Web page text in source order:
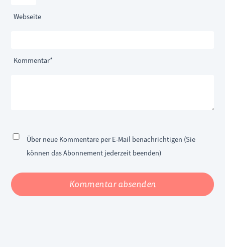
Webseite
Pflichtfeld
Kommentar*
Über neue Kommentare per E-Mail benachrichtigen (Sie
können das Abonnement jederzeit beenden)
Kommentar absenden